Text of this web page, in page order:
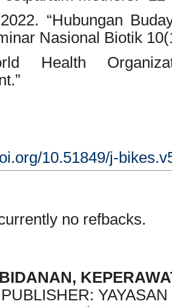
“Hubungan
Nasional Biotik
Health
10.51849/j-
no refbacks.
PUBLISHER: